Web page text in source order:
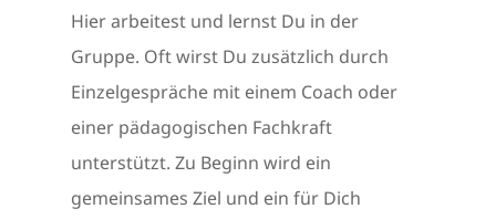
Hier arbeitest und lernst Du in der
Gruppe. Oft wirst Du zusätzlich durch
Einzelgespräche mit einem Coach oder
einer pädagogischen Fachkraft
unterstützt. Zu Beginn wird ein
gemeinsames Ziel und ein für Dich